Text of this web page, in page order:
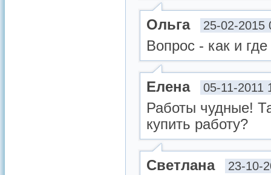
Ольга 25-02-2015
Вопрос - как и
Елена 05-11-2011
Работы чудные!
купить работу?
Светлана 23-10-